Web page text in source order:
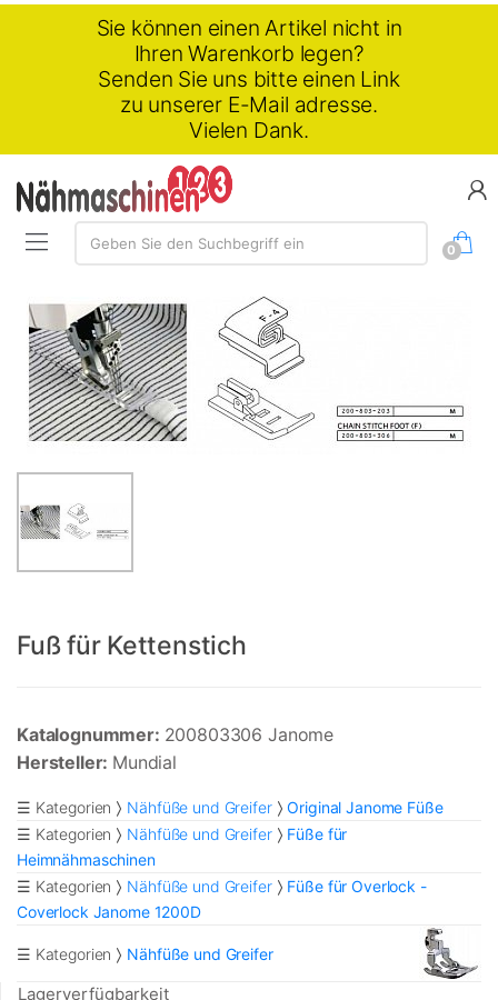
Sie können einen Artikel nicht in
Ihren Warenkorb legen?
Senden Sie uns bitte einen Link
zu unserer E-Mail adresse.
Vielen Dank.
Suchen:
Geben Sie den Suchbegriff ein
0
Fuß für Kettenstich
Katalognummer: 200803306 Janome
Hersteller: Mundial
☰ Kategorien Nähfüße und Greifer
Original Janome Füße
☰ Kategorien
Nähfüße und Greifer
Füße für
Heimnähmaschinen
☰ Kategorien
Nähfüße und Greifer
Füße für Overlock -
Coverlock Janome 1200D
☰ Kategorien Nähfüße und Greifer
Lagerverfügbarkeit